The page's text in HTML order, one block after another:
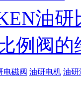
油
例阀的
电磁阀 油研电机 油研